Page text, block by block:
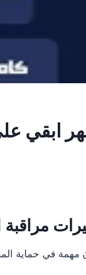
ابقي
مراقبة
مهمة في حماية